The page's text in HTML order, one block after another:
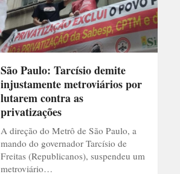
São Paulo: Tarcísio demite
injustamente metroviários por
lutarem contra as
privatizações
A direção do Metrô de São Paulo, a
mando do governador Tarcísio de
Freitas (Republicanos), suspendeu um
metroviário…